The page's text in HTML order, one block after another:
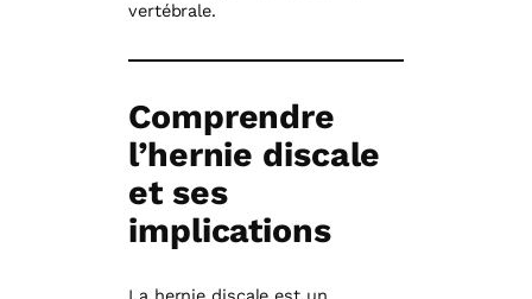
vertébrale.
Comprendre
l’hernie discale
et ses
implications